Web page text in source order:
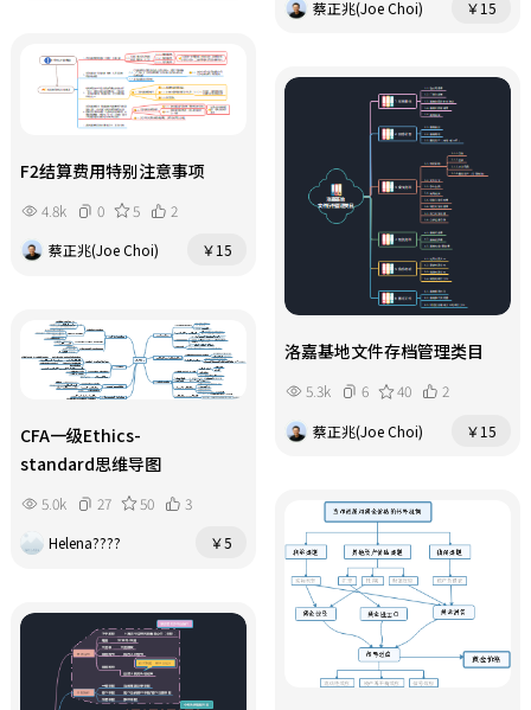
蔡正兆(Joe Choi)
￥15
F2结算费用特别注意事项
4.8k 0 5
2
蔡正兆(Joe Choi)
￥15
洛嘉基地文件存档管理类目
5.3k 6 40
2
蔡正兆(Joe Choi)
￥15
CFA一级Ethics-
standard思维导图
5.0k 27 50
3
Helena????
￥5